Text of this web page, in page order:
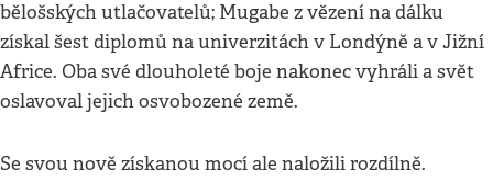
bělošských utlačovatelů; Mugabe z vězení na dálku
získal šest diplomů na univerzitách v Londýně a v Jižní
Africe. Oba své dlouholeté boje nakonec vyhráli a svět
oslavoval jejich osvobozené země.
Se svou nově získanou mocí ale naložili rozdílně.